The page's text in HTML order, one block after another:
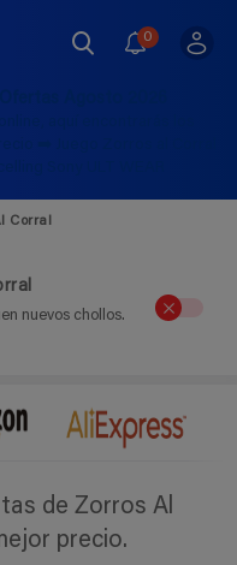
0
Agosto 2026
aquí encontrarás los
➡️ Juego Zorros al Corral
Sony ULT WEAR
Corral
nuevos chollos.
de Zorros Al
precio.